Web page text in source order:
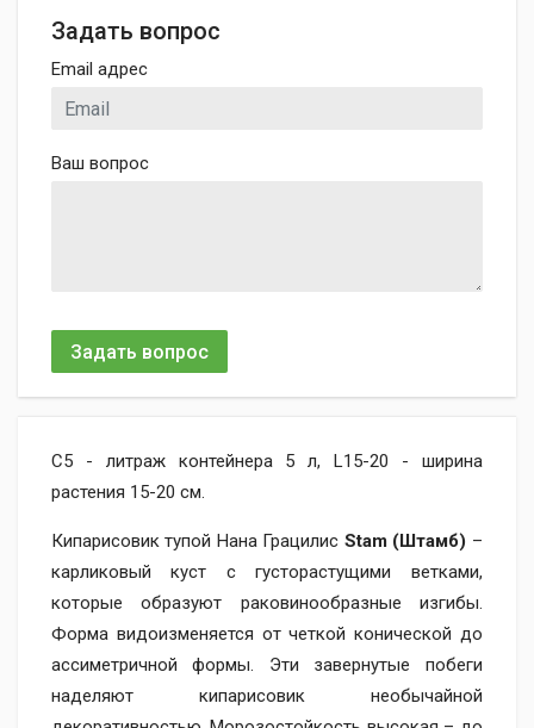
Задать вопрос
Email адрес
Ваш вопрос
Задать вопрос
С5 - литраж контейнера 5 л, L15-20 - ширина
растения 15-20 см.
Кипарисовик тупой Нана Грацилис Stam (Штамб) –
карликовый куст с густорастущими ветками,
которые образуют раковинообразные изгибы.
Форма видоизменяется от четкой конической до
ассиметричной формы. Эти завернутые побеги
наделяют кипарисовик необычайной